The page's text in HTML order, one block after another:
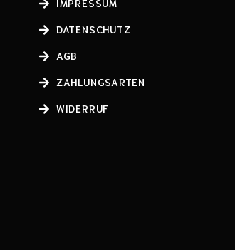
IMPRESSUM
DATENSCHUTZ
AGB
ZAHLUNGSARTEN
WIDERRUF